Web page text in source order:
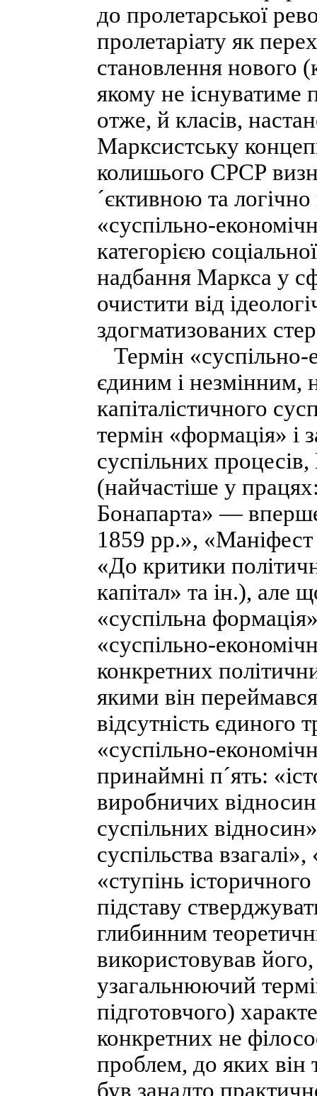
до пролетарської
пролетаріату як
становлення нового
якому не існуватиме
отже, й класів,
Марксистську
колишього СРСР
´єктивною та
«суспільно-
категорією
надбання Маркса у
очистити від
здогматизованих
Термін
єдиним і незмінним,
капіталістичного
термін «формація» і
суспільних
(найчастіше у
Бонапарта» —
1859 рр.», «Маніфест
«До критики
капітал» та ін.), але
«суспільна
«суспільно-
конкретних
якими він
відсутність єдиного
«суспільно-
принаймні п´ять:
виробничих
суспільних
суспільства
«ступінь
підставу
глибинним
використовував
узагальнюючий
підготовчого)
конкретних не
проблем, до яких він
був занадто